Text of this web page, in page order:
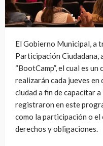
El Gobierno Municipal, a
Participación Ciudadana,
“BootCamp”, el cual es
realizarán cada jueves en
ciudad a fin de capacitar
registraron en este
como la participación o el
derechos y obligaciones.